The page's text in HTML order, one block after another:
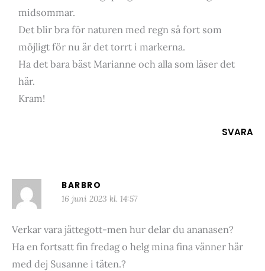
midsommar.
Det blir bra för naturen med regn så fort som
möjligt för nu är det torrt i markerna.
Ha det bara bäst Marianne och alla som läser det
här.
Kram!
SVARA
BARBRO
16 juni 2023 kl. 14:57
Verkar vara jättegott-men hur delar du ananasen?
Ha en fortsatt fin fredag o helg mina fina vänner här
med dej Susanne i täten.?